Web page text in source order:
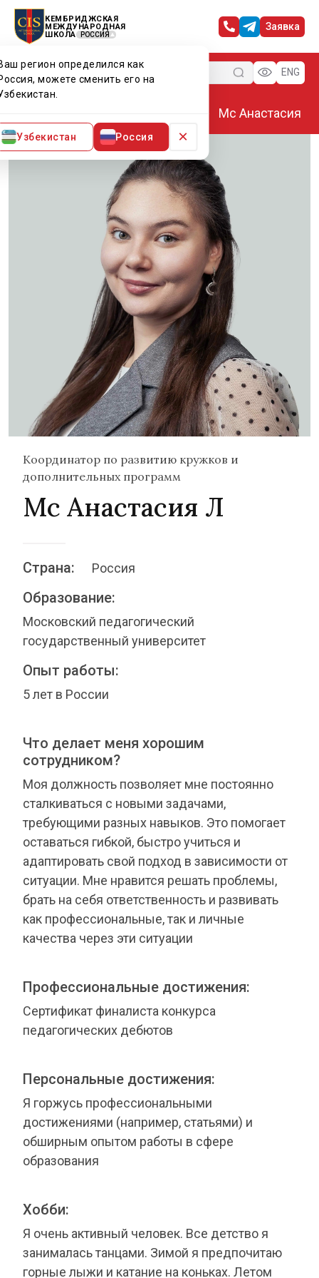
КЕМБРИДЖСКАЯ
МЕЖДУНАРОДНАЯ
ШКОЛА
РОССИЯ
регион определился как
можете сменить его на
Узбекистан Россия ×
Заявка
Меню ENG
Мс Анастасия
Координатор по развитию кружков и
дополнительных программ
Мс Анастасия Л
Страна: Россия
Образование:
Московский педагогический
государственный университет
Опыт работы:
5 лет в России
Что делает меня хорошим
сотрудником?
Моя должность позволяет мне постоянно
сталкиваться с новыми задачами,
требующими разных навыков. Это помогает
оставаться гибкой, быстро учиться и
адаптировать свой подход в зависимости от
ситуации. Мне нравится решать проблемы,
брать на себя ответственность и развивать
как профессиональные, так и личные
качества через эти ситуации
Профессиональные достижения:
Сертификат финалиста конкурса
педагогических дебютов
Персональные достижения:
Я горжусь профессиональными
достижениями (например, статьями) и
обширным опытом работы в сфере
образования
Хобби:
Я очень активный человек. Все детство я
занималась танцами. Зимой я предпочитаю
горные лыжи и катание на коньках. Летом